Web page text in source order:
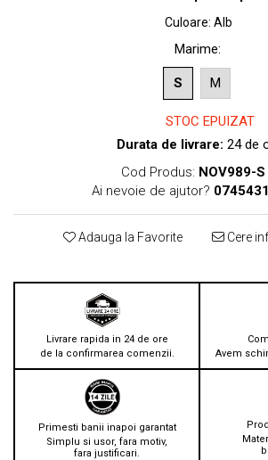
Culoare: Alb
Marime:
S M
STOC EPUIZAT
Durata de livrare: 24 de
Cod Produs: NOV989-S
Ai nevoie de ajutor?
Adauga la Favorite Cere
Livrare rapida in 24 de ore
de la confirmarea comenzii.
Avem
Primesti banii inapoi garantat
Simplu si usor, fara motiv,
fara justificari.